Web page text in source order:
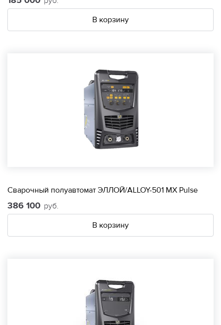
В корзину
Сварочный полуавтомат ЭЛЛОЙ/ALLOY-501 МХ Pulse
386 100 руб.
В корзину